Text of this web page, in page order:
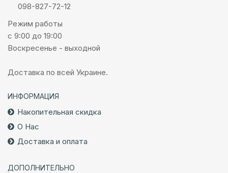
098-827-72-12
Режим работы
с 9:00 до 19:00
Воскресенье - выходной
Доставка по всей Украине.
ИНФОРМАЦИЯ
Накопительная скидка
О Нас
Доставка и оплата
ДОПОЛНИТЕЛЬНО